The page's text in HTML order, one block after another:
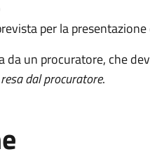
per la presentazione
da un procuratore, che
dal procuratore.